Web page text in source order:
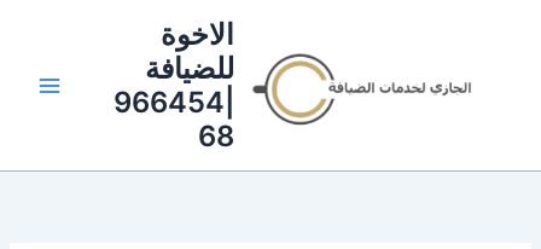
الاخوة
للضيافة
|966454
68